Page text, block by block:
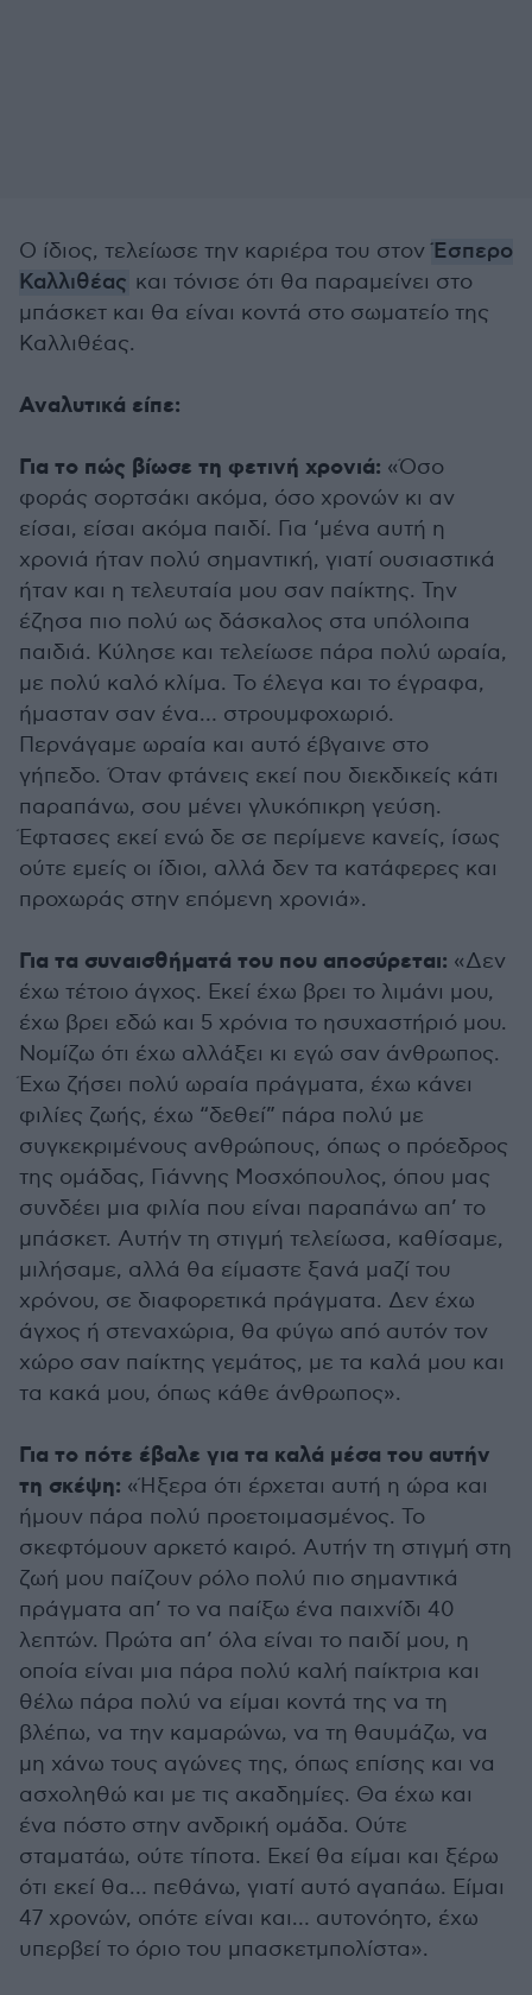
Ο ίδιος, τελείωσε την καριέρα του στονΈσπερο
Καλλιθέας και τόνισε ότι θα παραμείνει στο
μπάσκετ και θα είναι κοντά στο σωματείο της
Καλλιθέας.
Αναλυτικά είπε:
Για το πώς βίωσε τη φετινή χρονιά: «Όσο
φοράς σορτσάκι ακόμα, όσο χρονών κι αν
είσαι, είσαι ακόμα παιδί. Για ‘μένα αυτή η
χρονιά ήταν πολύ σημαντική, γιατί ουσιαστικά
ήταν και η τελευταία μου σαν παίκτης. Την
έζησα πιο πολύ ως δάσκαλος στα υπόλοιπα
παιδιά. Κύλησε και τελείωσε πάρα πολύ ωραία,
με πολύ καλό κλίμα. Το έλεγα και το έγραφα,
ήμασταν σαν ένα… στρουμφοχωριό.
Περνάγαμε ωραία και αυτό έβγαινε στο
γήπεδο. Όταν φτάνεις εκεί που διεκδικείς κάτι
παραπάνω, σου μένει γλυκόπικρη γεύση.
Έφτασες εκεί ενώ δε σε περίμενε κανείς, ίσως
ούτε εμείς οι ίδιοι, αλλά δεν τα κατάφερες και
προχωράς στην επόμενη χρονιά».
Για τα συναισθήματά του που αποσύρεται: «Δεν
έχω τέτοιο άγχος. Εκεί έχω βρει το λιμάνι μου,
έχω βρει εδώ και 5 χρόνια το ησυχαστήριό μου.
Νομίζω ότι έχω αλλάξει κι εγώ σαν άνθρωπος.
Έχω ζήσει πολύ ωραία πράγματα, έχω κάνει
φιλίες ζωής, έχω “δεθεί” πάρα πολύ με
συγκεκριμένους ανθρώπους, όπως ο πρόεδρος
της ομάδας, Γιάννης Μοσχόπουλος, όπου μας
συνδέει μια φιλία που είναι παραπάνω απ’ το
μπάσκετ. Αυτήν τη στιγμή τελείωσα, καθίσαμε,
μιλήσαμε, αλλά θα είμαστε ξανά μαζί του
χρόνου, σε διαφορετικά πράγματα. Δεν έχω
άγχος ή στεναχώρια, θα φύγω από αυτόν τον
χώρο σαν παίκτης γεμάτος, με τα καλά μου και
τα κακά μου, όπως κάθε άνθρωπος».
Για το πότε έβαλε για τα καλά μέσα του αυτήν
τη σκέψη: «Ήξερα ότι έρχεται αυτή η ώρα και
ήμουν πάρα πολύ προετοιμασμένος. Το
σκεφτόμουν αρκετό καιρό. Αυτήν τη στιγμή στη
ζωή μου παίζουν ρόλο πολύ πιο σημαντικά
πράγματα απ’ το να παίξω ένα παιχνίδι 40
λεπτών. Πρώτα απ’ όλα είναι το παιδί μου, η
οποία είναι μια πάρα πολύ καλή παίκτρια και
θέλω πάρα πολύ να είμαι κοντά της να τη
βλέπω, να την καμαρώνω, να τη θαυμάζω, να
μη χάνω τους αγώνες της, όπως επίσης και να
ασχοληθώ και με τις ακαδημίες. Θα έχω και
ένα πόστο στην ανδρική ομάδα. Ούτε
σταματάω, ούτε τίποτα. Εκεί θα είμαι και ξέρω
ότι εκεί θα… πεθάνω, γιατί αυτό αγαπάω. Είμαι
47 χρονών, οπότε είναι και… αυτονόητο, έχω
υπερβεί το όριο του μπασκετμπολίστα».